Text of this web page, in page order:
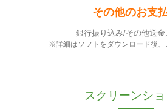
その他のお支
銀行振り込み/その他送金
※詳細はソフトをダウンロード後、
スクリーンショ